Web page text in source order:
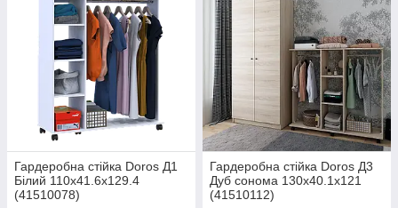
Гардеробна стійка Doros Д1
Білий 110х41.6х129.4
(41510078)
Гардеробна стійка Doros Д3
Дуб сонома 130х40.1х121
(41510112)